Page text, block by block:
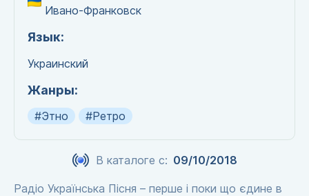
Ивано-Франковск
Язык:
Украинский
Жанры:
#Этно #Ретро
В каталоге с: 09/10/2018
Радіо Українська Пісня – перше і поки що єдине в